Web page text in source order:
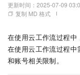
更新时间： 2025-07-09
复制 MD 格式
在使用云工作流过程中
在使用云工作流过程中
和账号相关限制。